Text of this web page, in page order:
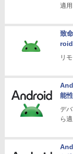
適
致
リ
能
デ
ら